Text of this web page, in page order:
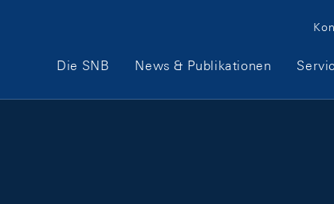
Hauptnavigation
Die SNB News & Publikationen